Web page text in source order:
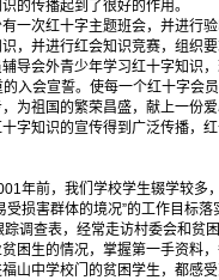
的传播起到了很好的作用。
次红十字主题班会，并进行
，并进行红会知识竞赛，组织
导会外青少年学习红十字知识
入会宣誓。使每一个红十字会
为祖国的繁荣昌盛，献上一份
字知识的宣传得到广泛传播，
前，我们学校学生辍学较多
损害群体的境况”的工作目标
调查表，经常走访村委会和贫
困生的情况，掌握第一手资料
山中学校门的贫困学生，都感